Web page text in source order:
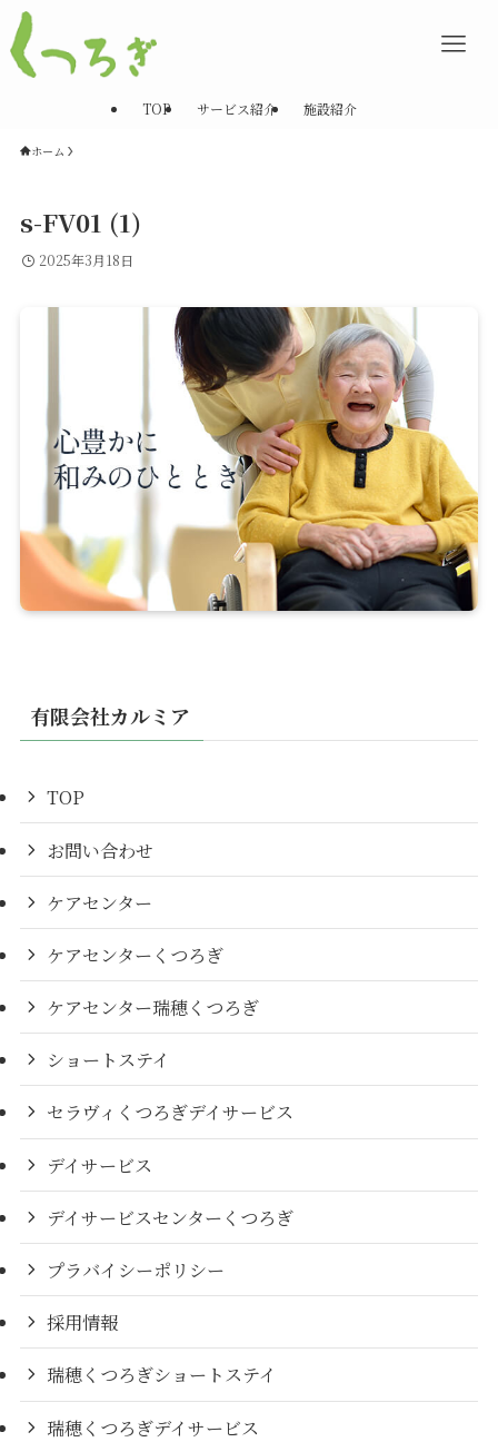
TOP サービス紹介 施設紹介
ホーム
s-FV01 (1)
2025年3月18日
有限会社カルミア
TOP
お問い合わせ
ケアセンター
ケアセンターくつろぎ
ケアセンター瑞穂くつろぎ
ショートステイ
セラヴィくつろぎデイサービス
デイサービス
デイサービスセンターくつろぎ
プラバイシーポリシー
採用情報
瑞穂くつろぎショートステイ
瑞穂くつろぎデイサービス